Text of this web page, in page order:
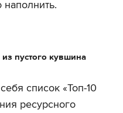
пустого кувшина
список «Топ-10
ресурсного